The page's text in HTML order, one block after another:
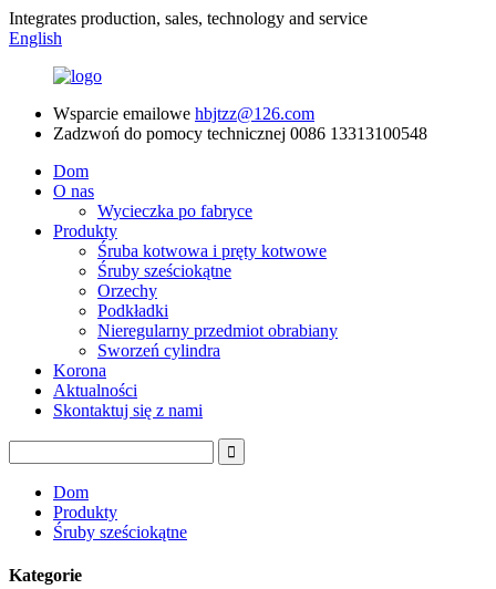
Integrates production, sales, technology and service
English
Wsparcie emailowe hbjtzz@126.com
Zadzwoń do pomocy technicznej 0086 13313100548
Dom
O nas
Wycieczka po fabryce
Produkty
Śruba kotwowa i pręty kotwowe
Śruby sześciokątne
Orzechy
Podkładki
Nieregularny przedmiot obrabiany
Sworzeń cylindra
Korona
Aktualności
Skontaktuj się z nami
Dom
Produkty
Śruby sześciokątne
Kategorie